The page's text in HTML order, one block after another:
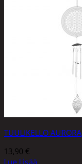
TUULIKELLO AURORA
13,90 €